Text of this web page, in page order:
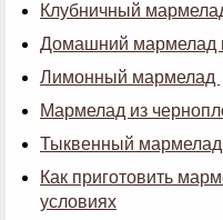
Клубничный
Домашний мармелад
Лимонный мармелад
Мармелад из
Тыквенный мармелад
Как приготовить
условиях